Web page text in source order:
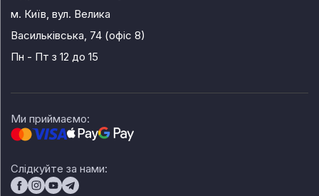
м. Київ, вул. Велика
Васильківська, 74 (офіс 8)
Пн - Пт з 12 до 15
Ми приймаємо:
Слідкуйте за нами: